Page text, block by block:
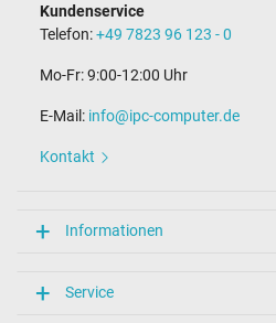
Kundenservice
Telefon:+49 7823 96 123 - 0
Mo-Fr: 9:00-12:00 Uhr
E-Mail: info@ipc-computer.de
Kontakt
Informationen
Service